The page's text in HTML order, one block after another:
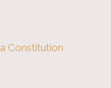
Constitution